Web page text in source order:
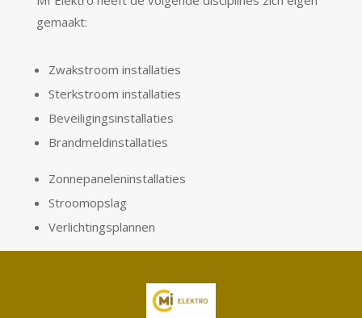
gemaakt:
Zwakstroom installaties
Sterkstroom installaties
Beveiligingsinstallaties
Brandmeldinstallaties
Zonnepaneleninstallaties
Stroomopslag
Verlichtingsplannen